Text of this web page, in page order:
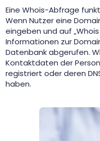
Eine Whois-Abfrage
Wenn Nutzer eine
eingeben und auf
Informationen zur
Datenbank abgerufen.
Kontaktdaten der
registriert oder deren
haben.